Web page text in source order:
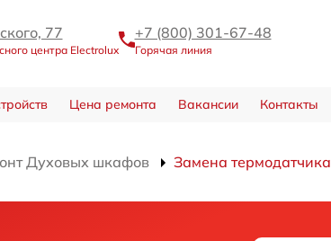
77
центра Electrolux
+7 (800) 301-67-48
Горячая линия
Цена ремонта Вакансии Контакты
Духовых шкафов Замена термодатчика